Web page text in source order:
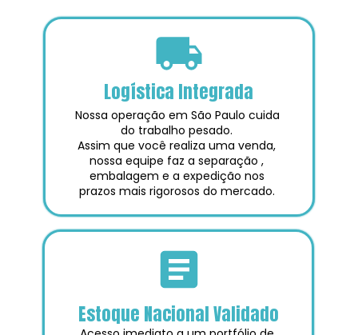
Estoque Nacional Validado
Logística Integrada
Nossa operação em São Paulo cuida
do trabalho pesado.
Assim que você realiza uma venda,
nossa equipe faz a separação ,
embalagem e a expedição nos
prazos mais rigorosos do mercado.